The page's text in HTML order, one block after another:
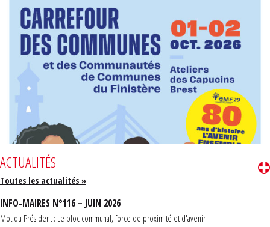
ACTUALITÉS
Toutes les actualités »
INFO-MAIRES N°116 – JUIN 2026
Mot du Président : Le bloc communal, force de proximité et d'avenir